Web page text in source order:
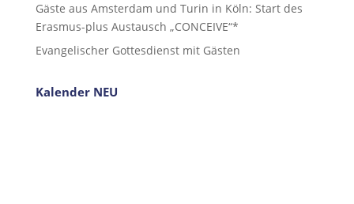
Gäste aus Amsterdam und Turin in Köln: Start des
Erasmus-plus Austausch „CONCEIVE“*
Evangelischer Gottesdienst mit Gästen
Kalender NEU